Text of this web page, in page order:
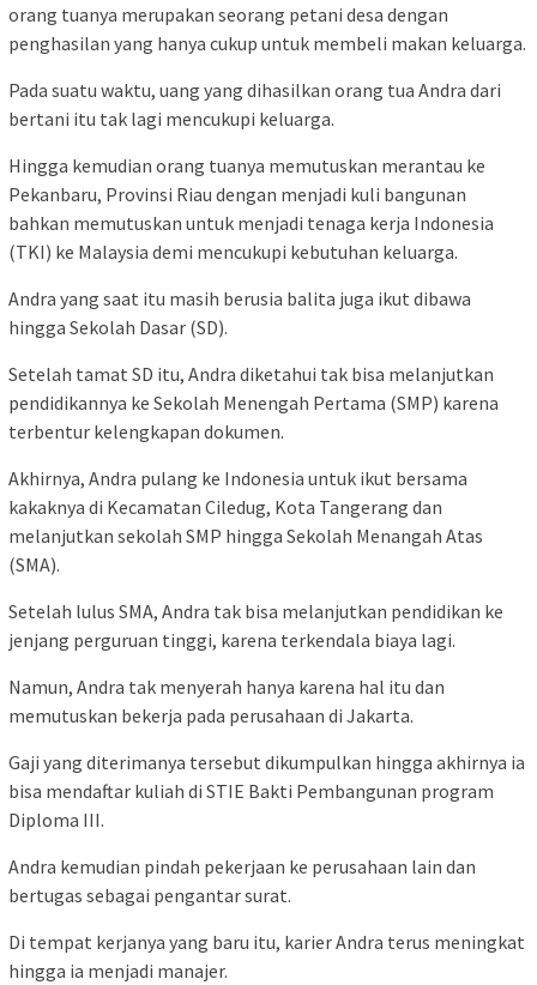
orang tuanya merupakan seorang petani desa dengan
penghasilan yang hanya cukup untuk membeli makan keluarga.
Pada suatu waktu, uang yang dihasilkan orang tua Andra dari
bertani itu tak lagi mencukupi keluarga.
Hingga kemudian orang tuanya memutuskan merantau ke
Pekanbaru, Provinsi Riau dengan menjadi kuli bangunan
bahkan memutuskan untuk menjadi tenaga kerja Indonesia
(TKI) ke Malaysia demi mencukupi kebutuhan keluarga.
Andra yang saat itu masih berusia balita juga ikut dibawa
hingga Sekolah Dasar (SD).
Setelah tamat SD itu, Andra diketahui tak bisa melanjutkan
pendidikannya ke Sekolah Menengah Pertama (SMP) karena
terbentur kelengkapan dokumen.
Akhirnya, Andra pulang ke Indonesia untuk ikut bersama
kakaknya di Kecamatan Ciledug, Kota Tangerang dan
melanjutkan sekolah SMP hingga Sekolah Menangah Atas
(SMA).
Setelah lulus SMA, Andra tak bisa melanjutkan pendidikan ke
jenjang perguruan tinggi, karena terkendala biaya lagi.
Namun, Andra tak menyerah hanya karena hal itu dan
memutuskan bekerja pada perusahaan di Jakarta.
Gaji yang diterimanya tersebut dikumpulkan hingga akhirnya ia
bisa mendaftar kuliah di STIE Bakti Pembangunan program
Diploma III.
Andra kemudian pindah pekerjaan ke perusahaan lain dan
bertugas sebagai pengantar surat.
Di tempat kerjanya yang baru itu, karier Andra terus meningkat
hingga ia menjadi manajer.